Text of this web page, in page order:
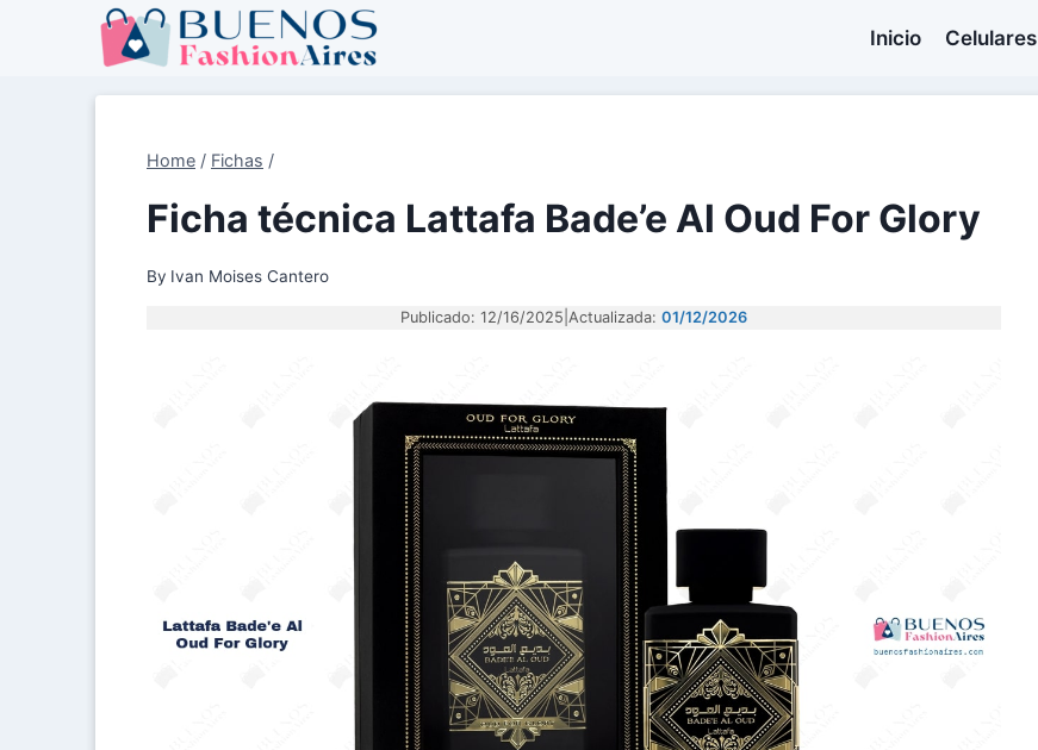
Inicio Celulares
Home / Fichas /
Ficha técnica Lattafa Bade’e Al Oud For Glory
By Ivan Moises Cantero
Publicado: 12/16/2025 Actualizada:01/12/2026